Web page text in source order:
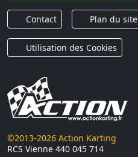
Contact Plan du site
Utilisation des Cookies
©2013-2026 Action Karting
RCS Vienne 440 045 714